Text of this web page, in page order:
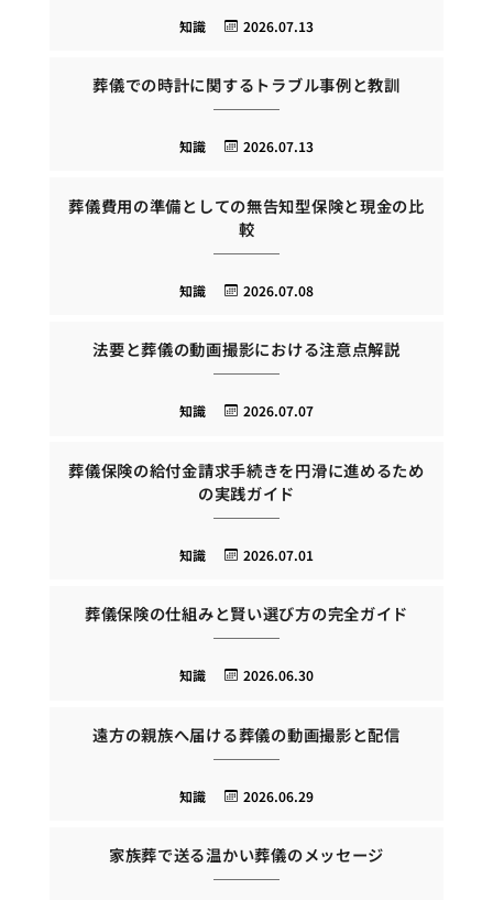
2026.07.13
知識
葬儀での時計に関するトラブル事例と教訓
2026.07.13
知識
葬儀費用の準備としての無告知型保険と現金の比
較
2026.07.08
知識
法要と葬儀の動画撮影における注意点解説
2026.07.07
知識
葬儀保険の給付金請求手続きを円滑に進めるため
の実践ガイド
2026.07.01
知識
葬儀保険の仕組みと賢い選び方の完全ガイド
2026.06.30
知識
遠方の親族へ届ける葬儀の動画撮影と配信
2026.06.29
知識
家族葬で送る温かい葬儀のメッセージ